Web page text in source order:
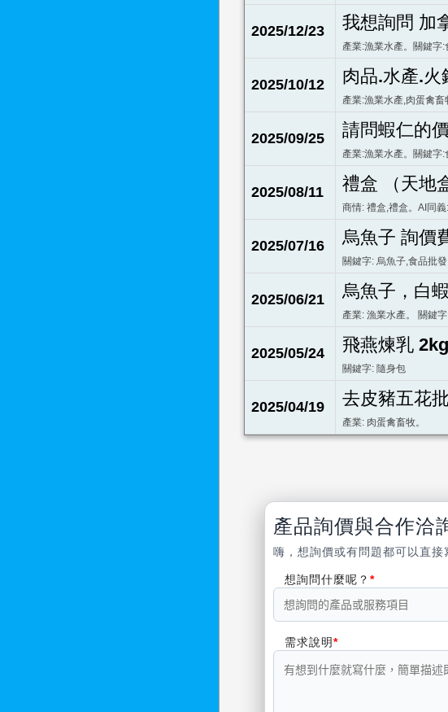
2025/12/23 我想詢問 加
產業:漁業水產。關鍵字:
2025/10/12 肉品.水產.火
產業:漁業水產,肉蛋禽畜
2025/09/25 請問蝦仁的
產業:漁業水產。關鍵字:
2025/08/11 禮盒 （天地
商情: 禮盒,禮盒。AI同義
2025/07/16 烏魚子 詢價
關鍵字: 烏魚子,食品批發
2025/06/21 烏魚子，白
產業: 漁業水產。 關鍵
2025/05/24 飛燕煉乳
關鍵字: 隨身包
2025/04/19 去皮豬五花
產業: 肉蛋禽畜牧。
產品詢價與合作洽
嗨，想詢價或有問題都可以直
想詢問什麼呢？
需求說明